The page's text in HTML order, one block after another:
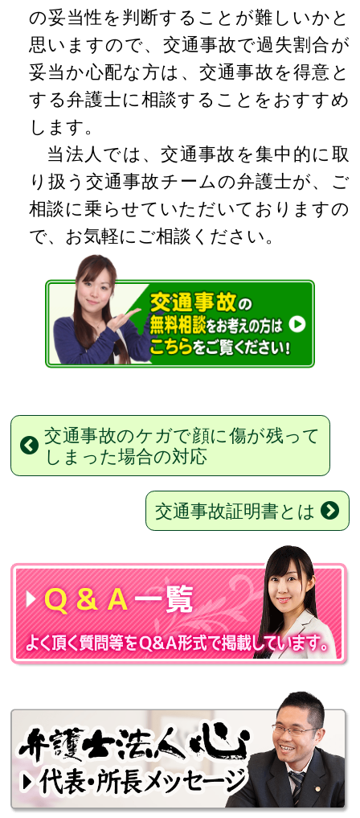
の妥当性を判断することが難しいかと
思いますので、交通事故で過失割合が
妥当か心配な方は、交通事故を得意と
する弁護士に相談することをおすすめ
します。
当法人では、交通事故を集中的に取
り扱う交通事故チームの弁護士が、ご
相談に乗らせていただいておりますの
で、お気軽にご相談ください。
交通事故のケガで顔に傷が残って
しまった場合の対応
交通事故証明書とは